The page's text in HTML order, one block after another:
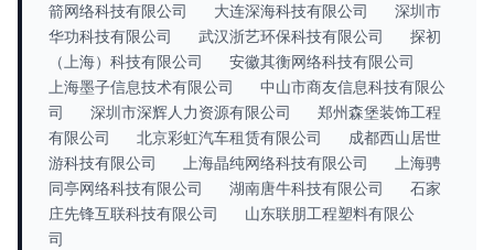
箭网络科技有限公司
大连深海科技有限公司
深圳市
华功科技有限公司
武汉浙艺环保科技有限公司
探初
（上海）科技有限公司
安徽其衡网络科技有限公司
上海墨子信息技术有限公司
中山市商友信息科技有限公
司
深圳市深辉人力资源有限公司
郑州森堡装饰工程
有限公司
北京彩虹汽车租赁有限公司
成都西山居世
游科技有限公司
上海晶纯网络科技有限公司
上海骋
同亭网络科技有限公司
湖南唐牛科技有限公司
石家
庄先锋互联科技有限公司
山东联朋工程塑料有限公
司